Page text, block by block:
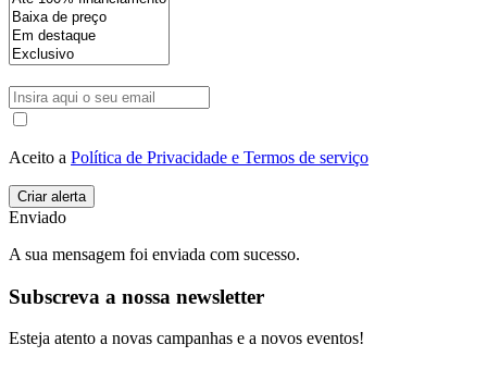
Aceito a Política de Privacidade e Termos de serviço
Enviado
A sua mensagem foi enviada com sucesso.
Subscreva a nossa newsletter
Esteja atento a novas campanhas e a novos eventos!